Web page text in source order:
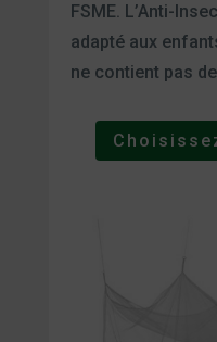
FSME. L’Anti-
adapté aux
ne contient pas de